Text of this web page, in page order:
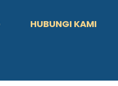
HUBUNGI KAMI